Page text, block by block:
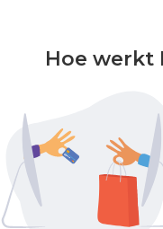
Hoe werkt